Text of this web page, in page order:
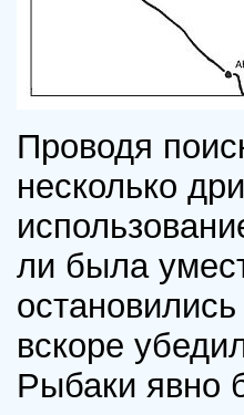
Проводя
несколько
ли была
вскоре
Рыбаки явно